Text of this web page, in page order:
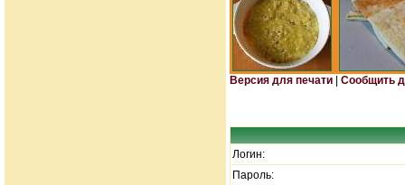
Версия для печати Сообщить
Логин:
Пароль: